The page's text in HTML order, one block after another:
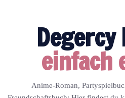
einfach
Anime-Roman,